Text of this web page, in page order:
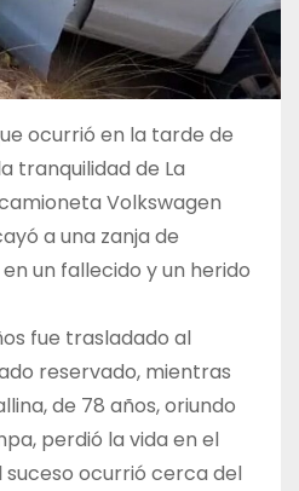
ocurrió en la tarde de
tranquilidad de La
Volkswagen
a una zanja de
un fallecido y un herido
fue trasladado al
reservado, mientras
de 78 años, oriundo
perdió la vida en el
suceso ocurrió cerca del